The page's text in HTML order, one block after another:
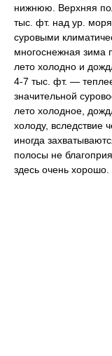
нижнюю. Верхняя
тыс. фт. над ур.
суровыми
многоснежная зима
лето холодно и
4-7 тыс. фт. —
значительной
лето холодное,
холоду, вследствие
иногда
полосы не
здесь очень хорошо.